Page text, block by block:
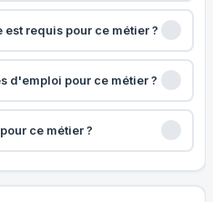
requis pour ce métier ?
d'emploi pour ce métier ?
ce métier ?